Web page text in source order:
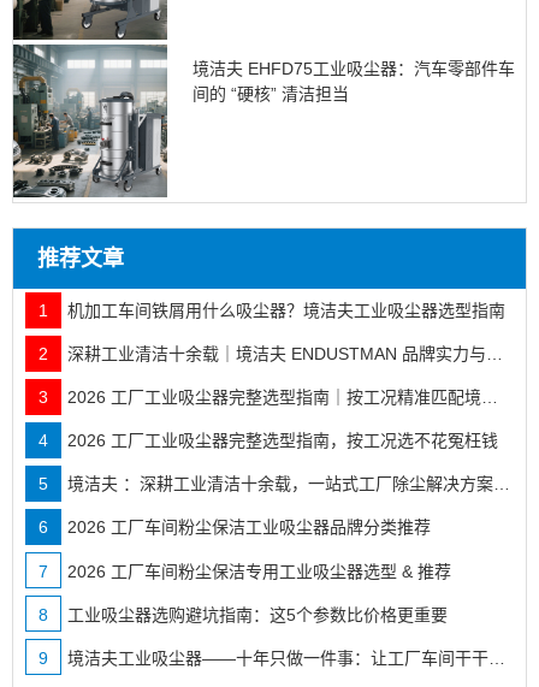
境洁夫 EHFD75工业吸尘器：汽车零部件车
间的 “硬核” 清洁担当
推荐文章
1 机加工车间铁屑用什么吸尘器？境洁夫工业吸尘器选型指南
2 深耕工业清洁十余载｜境洁夫 ENDUSTMAN 品牌实力与全行业落地案例
3 2026 工厂工业吸尘器完整选型指南｜按工况精准匹配境洁夫全系机型
4 2026 工厂工业吸尘器完整选型指南，按工况选不花冤枉钱
5 境洁夫 ：深耕工业清洁十余载，一站式工厂除尘解决方案服务商
6 2026 工厂车间粉尘保洁工业吸尘器品牌分类推荐
7 2026 工厂车间粉尘保洁专用工业吸尘器选型 & 推荐
8 工业吸尘器选购避坑指南：这5个参数比价格更重要
9 境洁夫工业吸尘器——十年只做一件事：让工厂车间干干净净